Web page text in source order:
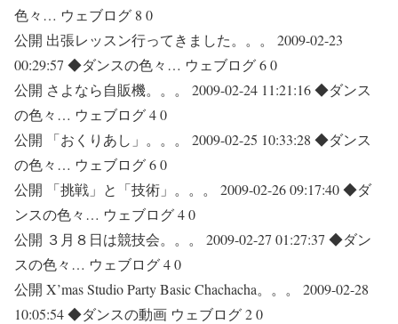
色々… ウェブログ 8 0
公開 出張レッスン行ってきました。。。 2009-02-23
00:29:57 ◆ダンスの色々… ウェブログ 6 0
公開 さよなら自販機。。。 2009-02-24 11:21:16 ◆ダンス
の色々… ウェブログ 4 0
公開 「おくりあし」。。。 2009-02-25 10:33:28 ◆ダンス
の色々… ウェブログ 6 0
公開 「挑戦」と「技術」。。。 2009-02-26 09:17:40 ◆ダ
ンスの色々… ウェブログ 4 0
公開 ３月８日は競技会。。。 2009-02-27 01:27:37 ◆ダン
スの色々… ウェブログ 4 0
公開 X’mas Studio Party Basic Chachacha。。。 2009-02-28
10:05:54 ◆ダンスの動画 ウェブログ 2 0